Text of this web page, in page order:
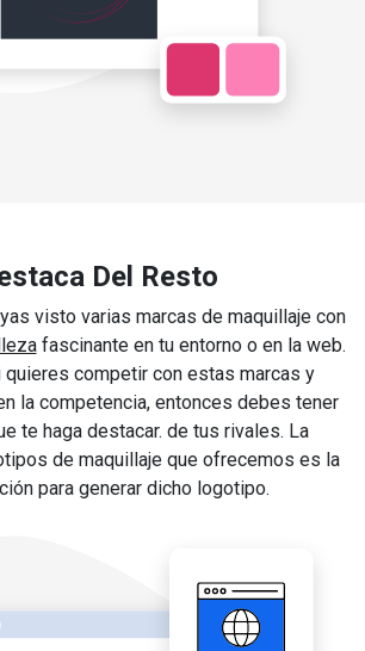
Del Resto
visto varias marcas de maquillaje con
fascinante en tu entorno o en la web.
quieres competir con estas marcas y
la competencia, entonces debes tener
te haga destacar. de tus rivales. La
de maquillaje que ofrecemos es la
para generar dicho logotipo.